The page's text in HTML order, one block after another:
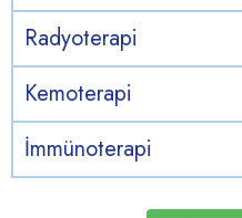
Radyoterapi
Kemoterapi
İmmünoterapi